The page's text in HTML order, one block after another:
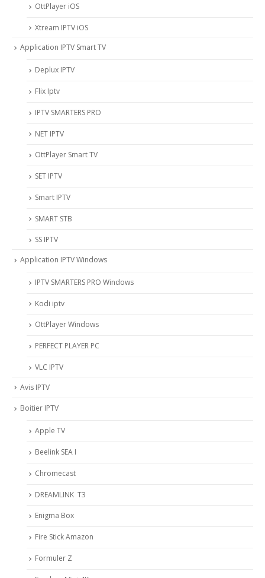
OttPlayer iOS
Xtream IPTV iOS
Application IPTV Smart TV
Deplux IPTV
Flix Iptv
IPTV SMARTERS PRO
NET IPTV
OttPlayer Smart TV
SET IPTV
Smart IPTV
SMART STB
SS IPTV
Application IPTV Windows
IPTV SMARTERS PRO Windows
Kodi iptv
OttPlayer Windows
PERFECT PLAYER PC
VLC IPTV
Avis IPTV
Boitier IPTV
Apple TV
Beelink SEA I
Chromecast
DREAMLINK T3
Enigma Box
Fire Stick Amazon
Formuler Z